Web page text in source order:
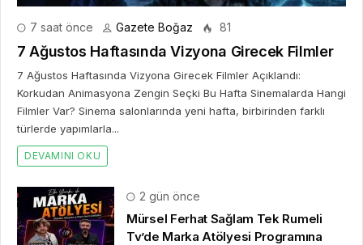
7 saat önce Gazete Boğaz 81
7 Ağustos Haftasında Vizyona Girecek Filmler
7 Ağustos Haftasında Vizyona Girecek Filmler Açıklandı:
Korkudan Animasyona Zengin Seçki Bu Hafta Sinemalarda Hangi
Filmler Var? Sinema salonlarında yeni hafta, birbirinden farklı
türlerde yapımlarla...
DEVAMINI OKU
2 gün önce
Mürsel Ferhat Sağlam Tek Rumeli
Tv’de Marka Atölyesi Programına